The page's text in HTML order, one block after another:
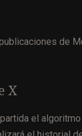
de
X
el